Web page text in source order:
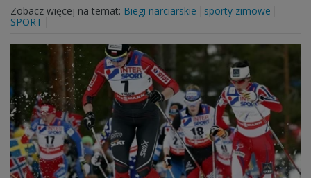
Zobacz więcej na temat: Biegi narciarskie
sporty zimowe
SPORT